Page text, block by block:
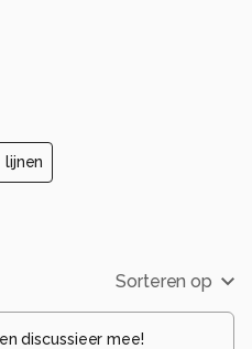
lijnen
Sorteren op
en discussieer mee!